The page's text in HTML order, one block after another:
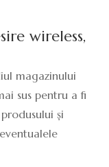
wireless,
magazinului
sus pentru a fi
și